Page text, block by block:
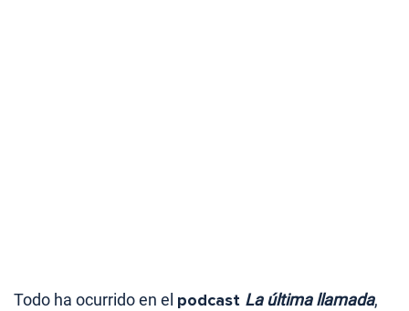
Todo ha ocurrido en el podcast La última llamada,